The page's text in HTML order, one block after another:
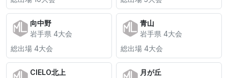
向中野
岩手県 4大会
総出場 4大会
青山
岩手県 4大会
総出場 4大会
CIELO北上
月が丘